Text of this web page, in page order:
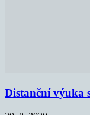
Distanční výuka